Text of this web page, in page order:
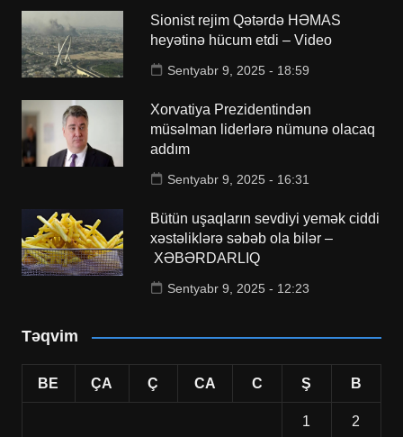
Sionist rejim Qətərdə HƏMAS
heyətinə hücum etdi – Video
Sentyabr 9, 2025 - 18:59
Xorvatiya Prezidentindən
müsəlman liderlərə nümunə olacaq
addım
Sentyabr 9, 2025 - 16:31
Bütün uşaqların sevdiyi yemək ciddi
xəstəliklərə səbəb ola bilər –
XƏBƏRDARLIQ
Sentyabr 9, 2025 - 12:23
Təqvim
BE ÇA Ç CA C Ş B
1 2